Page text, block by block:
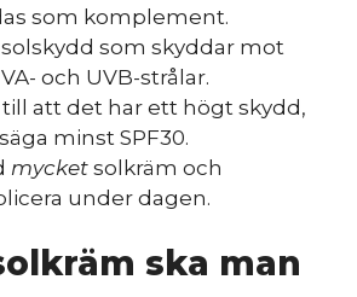
som komplement.
som skyddar mot
och UVB-strålar.
till att det har ett högt skydd,
minst SPF30.
mycket solkräm och
under dagen.
ska man